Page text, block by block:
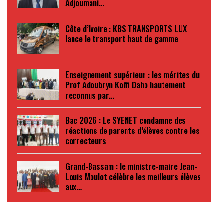
Adjoumani…
Côte d’Ivoire : KBS TRANSPORTS LUX
lance le transport haut de gamme
Enseignement supérieur : les mérites du
Prof Adoubryn Koffi Daho hautement
reconnus par…
Bac 2026 : Le SYENET condamne des
réactions de parents d’élèves contre les
correcteurs
Grand-Bassam : le ministre-maire Jean-
Louis Moulot célèbre les meilleurs élèves
aux…